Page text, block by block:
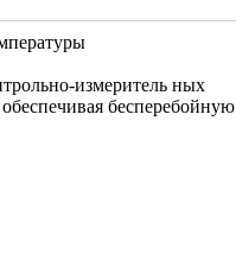
измеритель ных
бесперебойную